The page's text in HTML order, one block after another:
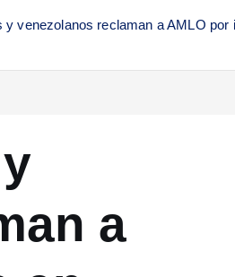
y venezolanos reclaman a AMLO por
a